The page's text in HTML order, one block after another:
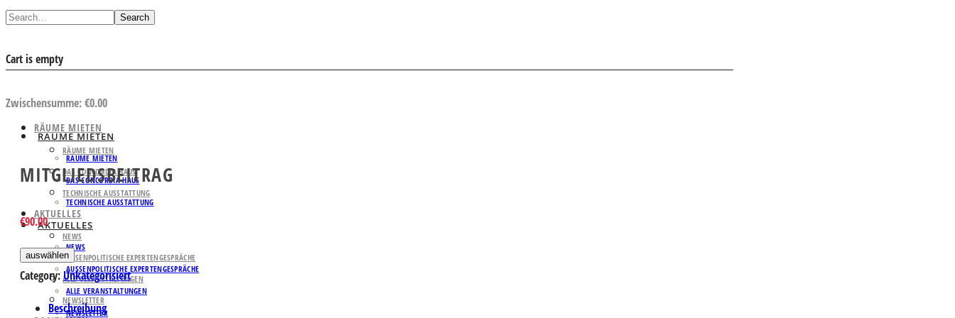
Search
Cart is empty
Zwischensumme:€0.00
RÄUME MIETEN
RÄUME MIETEN
DAS CONCORDIA HAUS
TECHNISCHE AUSSTATTUNG
AKTUELLES
NEWS
AUSSENPOLITISCHE EXPERTENGESPRÄCHE
ALLE VERANSTALTUNGEN
NEWSLETTER
RÄUME MIETEN
RÄUME MIETEN
DAS CONCORDIA HAUS
TECHNISCHE AUSSTATTUNG
AKTUELLES
NEWS
AUSSENPOLITISCHE EXPERTENGESPRÄCHE
ALLE VERANSTALTUNGEN
NEWSLETTER
MITGLIEDSBEITRAG
€90.00
auswählen
Category:Unkategorisiert
Beschreibung